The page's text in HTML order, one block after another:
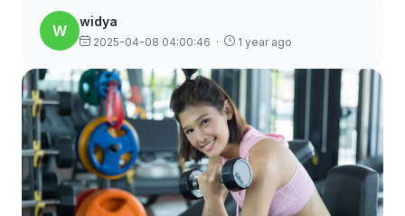
W
widya
2025-04-08 04:00:46 · 1 year ago